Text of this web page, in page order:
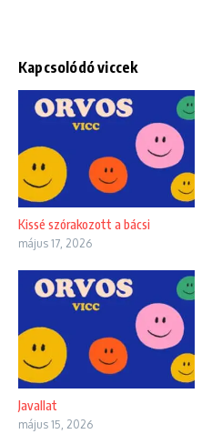
Kapcsolódó viccek
Kissé szórakozott a bácsi
május 17, 2026
Javallat
május 15, 2026